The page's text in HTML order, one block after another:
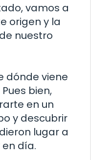
vamos a
origen y la
nuestro
dónde viene
bien,
en un
y descubrir
lugar a
día.